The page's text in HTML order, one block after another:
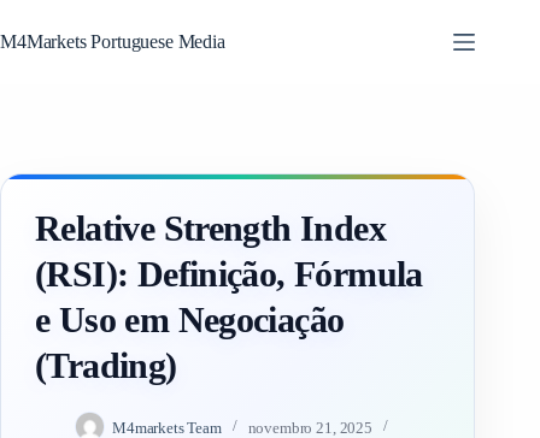
to
M4Markets Portuguese Media
Relative Strength Index
(RSI): Definição, Fórmula
e Uso em Negociação
(Trading)
M4markets Team
novembro 21, 2025